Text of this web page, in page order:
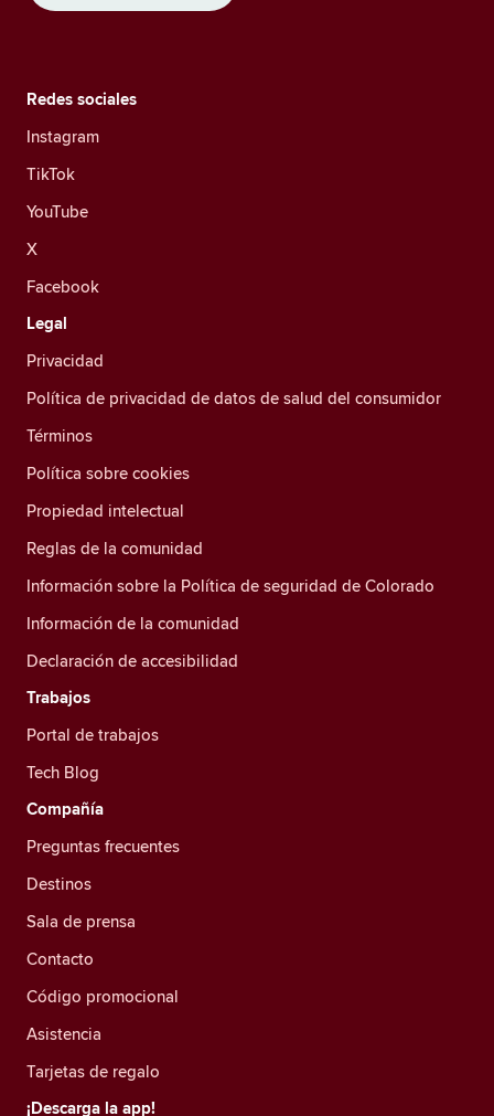
Redes sociales
Instagram
TikTok
YouTube
X
Facebook
Legal
Privacidad
Política de privacidad de datos de salud del consumidor
Términos
Política sobre cookies
Propiedad intelectual
Reglas de la comunidad
Información sobre la Política de seguridad de Colorado
Información de la comunidad
Declaración de accesibilidad
Trabajos
Portal de trabajos
Tech Blog
Compañía
Preguntas frecuentes
Destinos
Sala de prensa
Contacto
Código promocional
Asistencia
Tarjetas de regalo
¡Descarga la app!